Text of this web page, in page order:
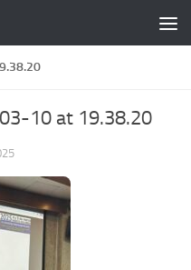
10 at 19.38.20